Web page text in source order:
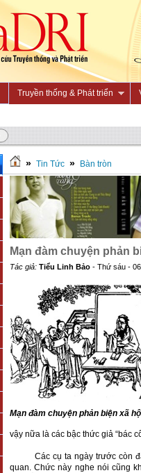
Truyền thống & Phát triển
» Tin Tức » Bàn tròn
Mạn đàm chuyện phản
Tác giả: Tiểu Linh Bảo - Thứ sáu -
Mạn đàm chuyện phản biện xã
vậy nữa là các bậc thức giả “bác
Các cụ ta ngày trước còn đặt
quan. Chức này nghe nói cũng